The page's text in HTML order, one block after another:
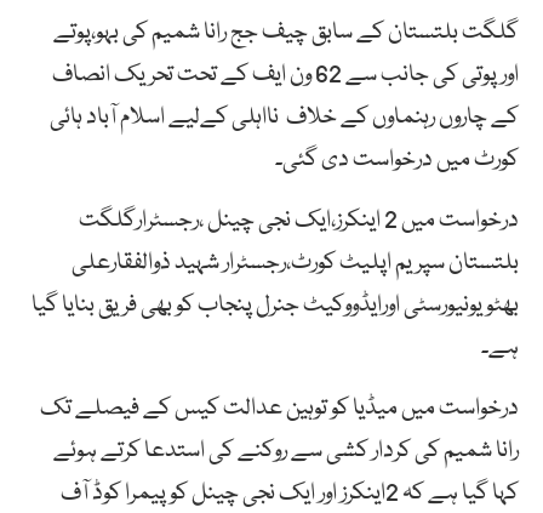
گلگت بلتستان کے سابق چیف جج رانا شمیم کی بہو،پوتے
اورپوتی کی جانب سے 62 ون ایف کے تحت تحریک انصاف
کے چاروں رہنماوں کے خلاف نااہلی کےلیے اسلام آباد ہائی
کورٹ میں درخواست دی گئی۔
درخواست میں 2 اینکرز،ایک نجی چینل ،رجسٹرارگلگت
بلتستان سپریم اپلیٹ کورٹ،رجسٹرار شہید ذوالفقارعلی
بھٹویونیورسٹی اورایڈووکیٹ جنرل پنجاب کو بھی فریق بنایا گیا
ہے۔
درخواست میں میڈیا کو توہین عدالت کیس کے فیصلے تک
رانا شمیم کی کردار کشی سے روکنے کی استدعا کرتے ہوئے
کہا گیا ہے کہ 2اینکرز اور ایک نجی چینل کو پیمرا کوڈ آف